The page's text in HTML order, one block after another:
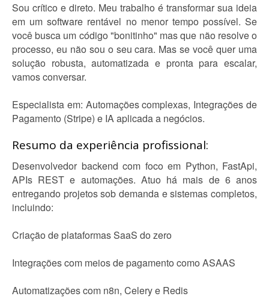
Sou crítico e direto. Meu trabalho é transformar sua ideia
em um software rentável no menor tempo possível. Se
você busca um código "bonitinho" mas que não resolve o
processo, eu não sou o seu cara. Mas se você quer uma
solução robusta, automatizada e pronta para escalar,
vamos conversar.
Especialista em: Automações complexas, Integrações de
Pagamento (Stripe) e IA aplicada a negócios.
Resumo da experiência profissional:
Desenvolvedor backend com foco em Python, FastApi,
APIs REST e automações. Atuo há mais de 6 anos
entregando projetos sob demanda e sistemas completos,
incluindo:
Criação de plataformas SaaS do zero
Integrações com meios de pagamento como ASAAS
Automatizações com n8n, Celery e Redis